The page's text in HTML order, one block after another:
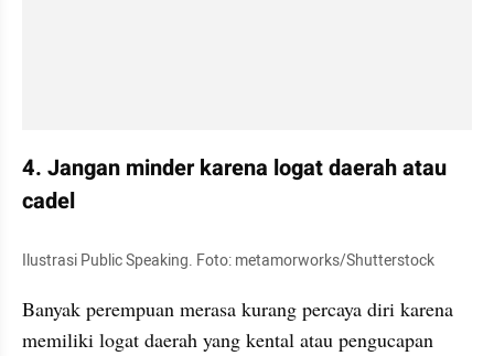
4. Jangan minder karena logat daerah atau
cadel
Ilustrasi Public Speaking. Foto: metamorworks/Shutterstock
Banyak perempuan merasa kurang percaya diri karena
memiliki logat daerah yang kental atau pengucapan